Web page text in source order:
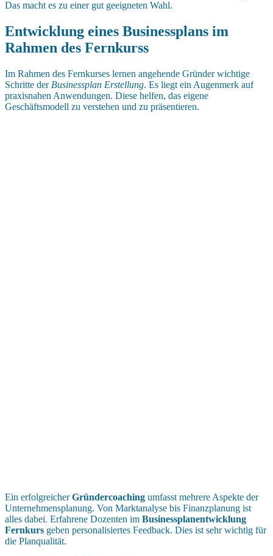
Das macht es zu einer gut geeigneten Wahl.
Entwicklung eines Businessplans im
Rahmen des Fernkurss
Im Rahmen des Fernkurses lernen angehende Gründer wichtige
Schritte der Businessplan Erstellung. Es liegt ein Augenmerk auf
praxisnahen Anwendungen. Diese helfen, das eigene
Geschäftsmodell zu verstehen und zu präsentieren.
Ein erfolgreicherGründercoaching umfasst mehrere Aspekte der
Unternehmensplanung. Von Marktanalyse bis Finanzplanung ist
alles dabei. Erfahrene Dozenten im Businessplanentwicklung
Fernkurs geben personalisiertes Feedback. Dies ist sehr wichtig für
die Planqualität.